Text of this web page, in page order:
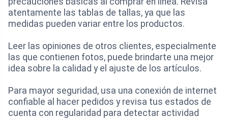
atentamente las tablas de tallas, ya que las
medidas pueden variar entre los productos.
Leer las opiniones de otros clientes, especialmente
las que contienen fotos, puede brindarte una mejor
idea sobre la calidad y el ajuste de los artículos.
Para mayor seguridad, usa una conexión de internet
confiable al hacer pedidos y revisa tus estados de
cuenta con regularidad para detectar actividad